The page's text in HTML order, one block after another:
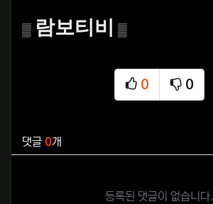
▒ 람보티비 ▒
0
추천
0
비추천
댓글 0개
등록된 댓글이 없습니다.